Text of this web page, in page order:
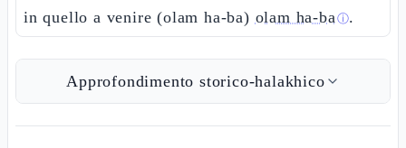
in quello a venire (olam ha-ba) olam ha-baⓘ.
Approfondimento storico-halakhico